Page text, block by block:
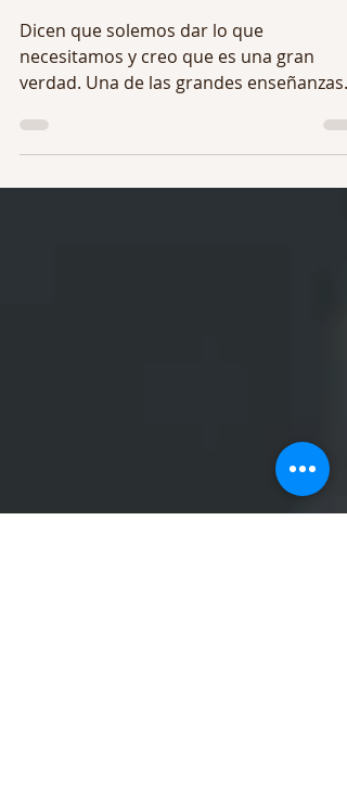
Lo que es adentro
es afuera
necesitamos y creo que es una gran
verdad. Una de las grandes enseñanzas
que me ha dado y me sigue dando mi...